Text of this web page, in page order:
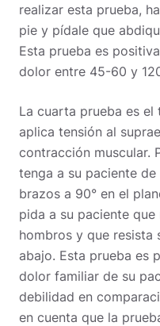
realizar esta prueba,
pie y pídale que
Esta prueba es
dolor entre 45-60 y
La cuarta prueba es
aplica tensión al
contracción muscular.
tenga a su paciente
brazos a 90° en el
pida a su paciente
hombros y que resista
abajo. Esta prueba es
dolor familiar de su
debilidad en
en cuenta que la